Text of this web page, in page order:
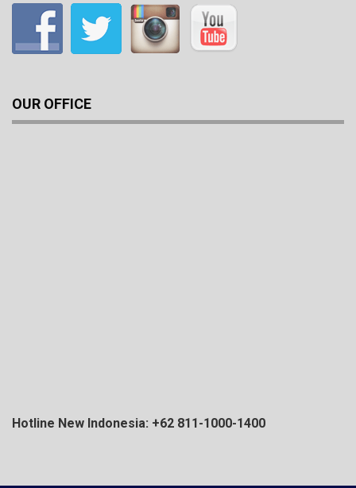
OUR OFFICE
Hotline New Indonesia: +62 811-1000-1400